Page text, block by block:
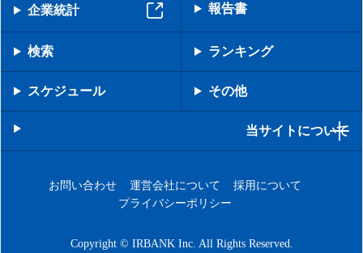
企業統計 報告書
検索 ランキング
スケジュール その他
当サイトについて
お問い合わせ 運営会社について
採用について
プライバシーポリシー
Copyright © IRBANK Inc. All Rights Reserved.